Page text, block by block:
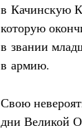
в Качинскую
которую
в звании
в армию.
Свою
дни Великой